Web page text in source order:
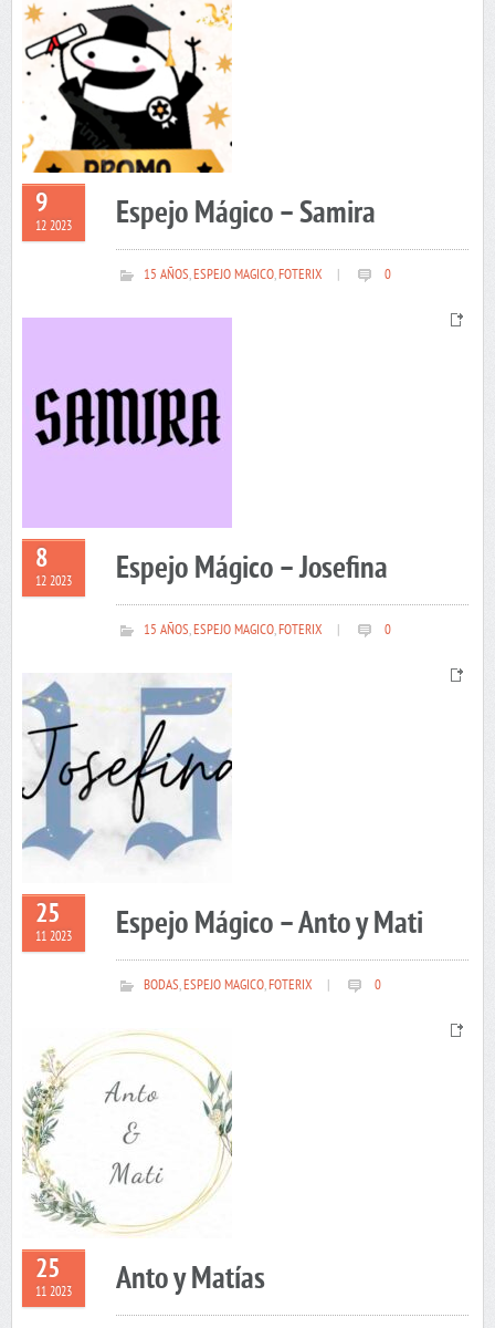
9
12 2023 Espejo Mágico – Samira
15 AÑOS,ESPEJO MAGICO,FOTERIX 0
8
12 2023 Espejo Mágico – Josefina
15 AÑOS,ESPEJO MAGICO,FOTERIX 0
25
11 2023 Espejo Mágico – Anto y Mati
BODAS,ESPEJO MAGICO,FOTERIX 0
25
11 2023 Anto y Matías